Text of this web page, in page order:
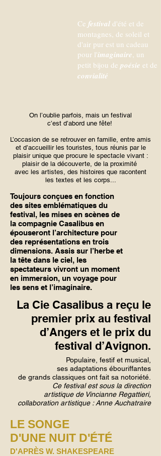
Ce festival d'été et de
montagnes, de soleil et
d'air pur est un cadeau
pour l'imaginaire, un
petit bijou de poésie et de
convialité
On l’oublie parfois, mais un festival
c’est d’abord une fête!
L’occasion de se retrouver en famille, entre amis
et d’accueillir les touristes, tous réunis par le
plaisir unique que procure le spectacle vivant :
plaisir de la découverte, de la proximité
avec les artistes, des histoires que racontent
les textes et les corps...
La Cie Casalibus a reçu le
premier prix au festival
d’Angers et le prix du
festival d’Avignon.
Toujours conçues en fonction
des sites emblématiques du
festival, les mises en scènes de
la compagnie Casalibus en
épouseront l’architecture pour
des représentations en trois
dimensions. Assis sur l’herbe et
la tête dans le ciel, les
spectateurs vivront un moment
en immersion, un voyage pour
les sens et l’imaginaire.
Populaire, festif et musical,
ses adaptations ébouriffantes
de grands classiques ont fait sa notoriété.
Ce festival est sous la direction
artistique de Vincianne Regattieri,
collaboration artistique : Anne Auchatraire
LE SONGE
D'UNE NUIT D'ÉTÉ
D'APRÈS W. SHAKESPEARE